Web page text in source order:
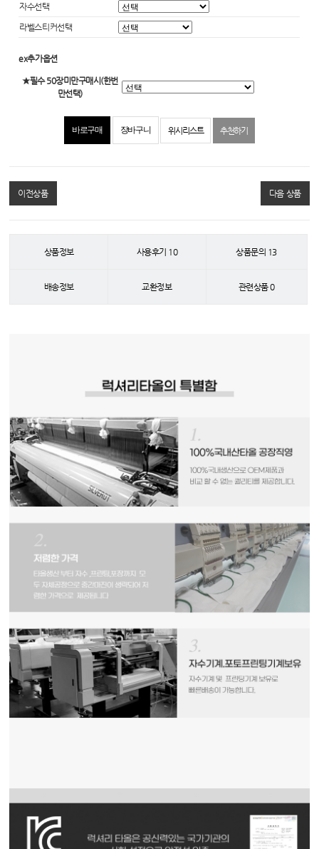
자수선택
라벨스티커선택
ex추가옵션
★필수 50장미만구매시(한번
만선택)
위시리스트 추천하기
이전상품 다음 상품
상품정보 사용후기 10 상품문의 13
배송정보 교환정보 관련상품0